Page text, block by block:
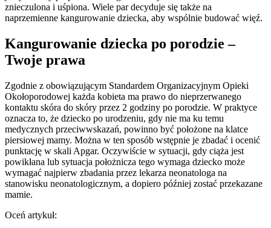
znieczulona i uśpiona. Wiele par decyduje się także na
naprzemienne kangurowanie dziecka, aby wspólnie budować więź.
Kangurowanie dziecka po porodzie –
Twoje prawa
Zgodnie z obowiązującym Standardem Organizacyjnym Opieki
Okołoporodowej każda kobieta ma prawo do nieprzerwanego
kontaktu skóra do skóry przez 2 godziny po porodzie. W praktyce
oznacza to, że dziecko po urodzeniu, gdy nie ma ku temu
medycznych przeciwwskazań, powinno być położone na klatce
piersiowej mamy. Można w ten sposób wstępnie je zbadać i ocenić
punktację w skali Apgar. Oczywiście w sytuacji, gdy ciąża jest
powikłana lub sytuacja położnicza tego wymaga dziecko może
wymagać najpierw zbadania przez lekarza neonatologa na
stanowisku neonatologicznym, a dopiero później zostać przekazane
mamie.
Oceń artykuł: